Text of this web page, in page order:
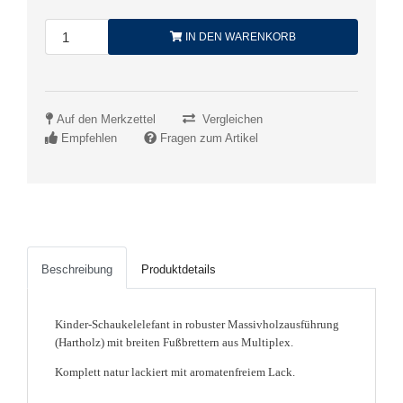
IN DEN WARENKORB
Auf den Merkzettel
Vergleichen
Empfehlen
Fragen zum Artikel
Beschreibung Produktdetails
Kinder-Schaukelelefant in robuster Massivholzausführung
(Hartholz) mit breiten Fußbrettern aus Multiplex.
Komplett natur lackiert mit aromatenfreiem Lack.